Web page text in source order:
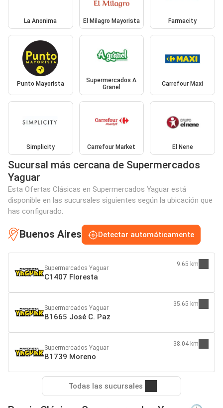
La Anonima El Milagro Mayorista Farmacity
Punto Mayorista
Supermercados A
Granel
Carrefour Maxi
Simplicity Carrefour Market El Nene
Sucursal más cercana de Supermercados
Yaguar
Esta Ofertas Clásicas en Supermercados Yaguar está
disponible en las sucursales siguientes según la ubicación que
has configurado:
Buenos Aires Detectar automáticamente
Supermercados Yaguar
C1407 Floresta
9.65 km
Supermercados Yaguar
B1665 José C. Paz
35.65 km
Supermercados Yaguar
B1739 Moreno
38.04 km
Todas las sucursales